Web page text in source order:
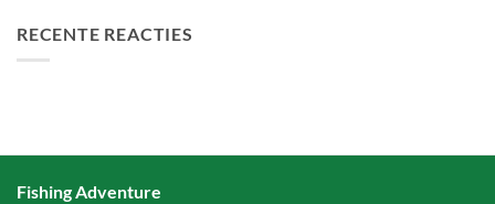
RECENTE REACTIES
Fishing Adventure